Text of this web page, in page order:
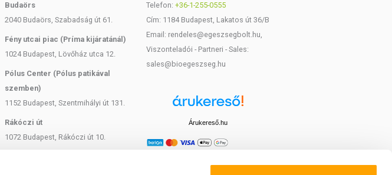
Budaörs
2040 Budaörs, Szabadság út 61.
Fény utcai piac (Príma kijáratánál)
1024 Budapest, Lövőház utca 12.
Pólus Center (Pólus patikával
szemben)
1152 Budapest, Szentmihályi út 131.
Rákóczi út
1072 Budapest, Rákóczi út 10.
Telefon: +36-1-255-0555
Cím: 1184 Budapest, Lakatos út 36/B
Email: rendeles@egeszsegbolt.hu,
Viszonteladói - Partneri - Sales:
sales@bioegeszseg.hu
Árukereső.hu